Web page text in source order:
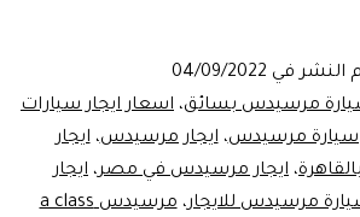
النشر في 04/09/2022
مرسيدس بسائق، اسعار ايجار سيارات
سيارة مرسيدس،ايجار مرسيدس،ايجار
، ايجار مرسيدس في مصر، ايجار
مرسيدس للايجار،
مرسيدس a class